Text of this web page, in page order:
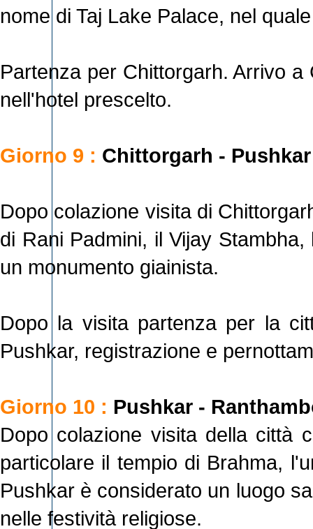
nome di Taj Lake Palace, nel
Partenza per Chittorgarh. Arrivo
nell'hotel prescelto.
Giorno 9 : Chittorgarh - Pushkar
Dopo colazione visita di
di Rani Padmini, il Vijay
un monumento giainista.
Dopo la visita partenza per la
Pushkar, registrazione e
Giorno 10 : Pushkar -
Dopo colazione visita della città
particolare il tempio di Brahma,
Pushkar è considerato un luogo
nelle festività religiose.